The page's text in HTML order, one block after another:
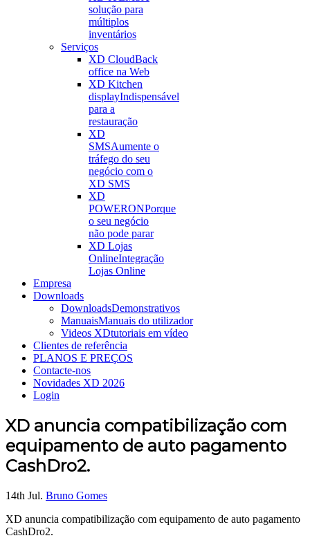
solução para
múltiplos
inventários
Serviços
XD CloudBack
office na Web
XD Kitchen
displayIndispensável
para a
restauração
XD
SMSAumente o
tráfego do seu
negócio com o
XD SMS
XD
POWERONPorque
o seu negócio
não pode parar
XD Lojas
OnlineIntegração
Lojas Online
Empresa
Downloads
DownloadsDemonstrativos
ManuaisManuais do utilizador
Videos XDtutoriais em vídeo
Clientes de referência
PLANOS E PREÇOS
Contacte-nos
Novidades XD 2026
Login
XD anuncia compatibilização com
equipamento de auto pagamento
CashDro2.
14th Jul. Bruno Gomes
XD anuncia compatibilização com equipamento de auto pagamento
CashDro2.